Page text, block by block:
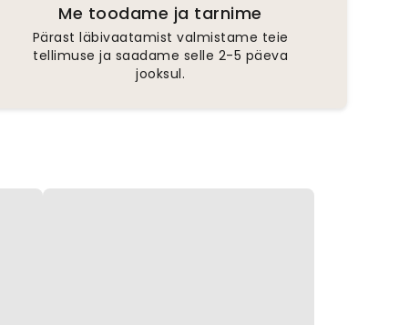
Me toodame ja tarnime
Pärast läbivaatamist valmistame teie
tellimuse ja saadame selle 2-5 päeva
jooksul.